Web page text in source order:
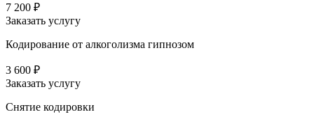
7 200 ₽
Заказать услугу
Кодирование от алкоголизма гипнозом
3 600 ₽
Заказать услугу
Снятие кодировки